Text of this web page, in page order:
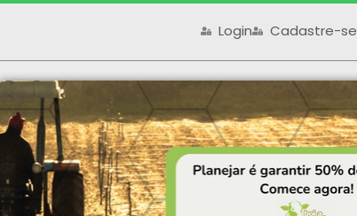
Login Cadastre-se